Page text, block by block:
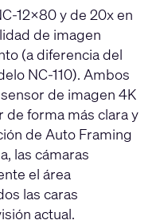
12x80 y de 20x en
de imagen
(a diferencia del
NC-110). Ambos
de imagen 4K
forma más clara y
de Auto Framing
las cámaras
el área
las caras
actual.